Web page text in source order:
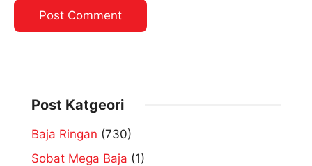
Post Katgeori
Baja Ringan (730)
Sobat Mega Baja (1)